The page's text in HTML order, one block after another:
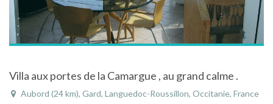
Villa aux portes de la Camargue , au grand calme .
Aubord (24 km), Gard, Languedoc-Roussillon, Occitanie, France